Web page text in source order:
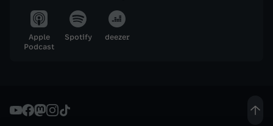
l
m
Apple
Podcast
Spotify deezer